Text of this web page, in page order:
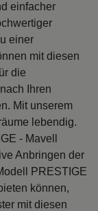
einfacher
einer
mit diesen
die
Ihren
Mit unserem
lebendig.
- Mavell
Anbringen der
PRESTIGE
können,
mit diesen